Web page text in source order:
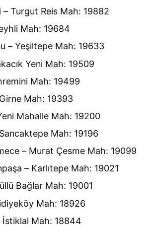
– Turgut Reis Mah: 19882
Mah: 19684
– Yeşiltepe Mah: 19633
Yeni Mah: 19509
Mah: 19499
Mah: 19393
Mahalle Mah: 19200
Mah: 19196
– Murat Çesme Mah: 19099
– Karlıtepe Mah: 19021
Bağlar Mah: 19001
Mah: 18926
İstiklal Mah: 18844